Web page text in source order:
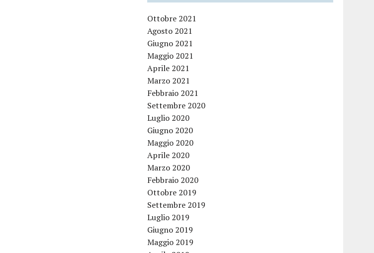
Ottobre 2021
Agosto 2021
Giugno 2021
Maggio 2021
Aprile 2021
Marzo 2021
Febbraio 2021
Settembre 2020
Luglio 2020
Giugno 2020
Maggio 2020
Aprile 2020
Marzo 2020
Febbraio 2020
Ottobre 2019
Settembre 2019
Luglio 2019
Giugno 2019
Maggio 2019